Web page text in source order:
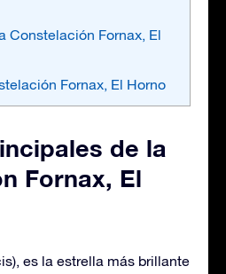
Constelación Fornax, El
Fornax, El Horno
de la
Fornax, El
es la estrella más brillante